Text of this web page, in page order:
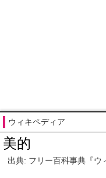
ウィキペディア
美的
出典: フリー百科事典『